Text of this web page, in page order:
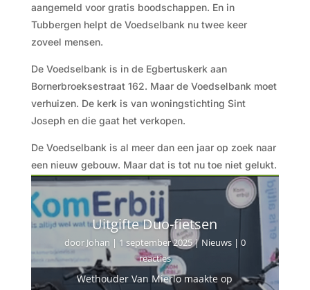
aangemeld voor gratis boodschappen. En in
Tubbergen helpt de Voedselbank nu twee keer
zoveel mensen.
De Voedselbank is in de Egbertuskerk aan
Bornerbroeksestraat 162. Maar de Voedselbank moet
verhuizen. De kerk is van woningstichting Sint
Joseph en die gaat het verkopen.
De Voedselbank is al meer dan een jaar op zoek naar
een nieuw gebouw. Maar dat is tot nu toe niet gelukt.
Uitgifte Duo-fietsen
door Johan | 1 september 2025| Nieuws| 0
reacties
Wethouder Van Mierlo maakte op